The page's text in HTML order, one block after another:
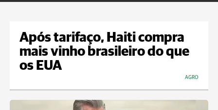
Após tarifaço, Haiti compra
mais vinho brasileiro do que
os EUA
AGRO